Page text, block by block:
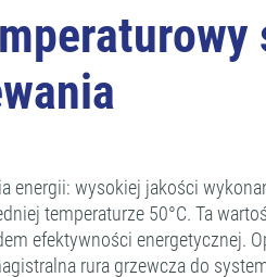
energii: wysokiej jakości
temperaturze 50°C. Ta
efektywności energetycznej.
rura grzewcza do